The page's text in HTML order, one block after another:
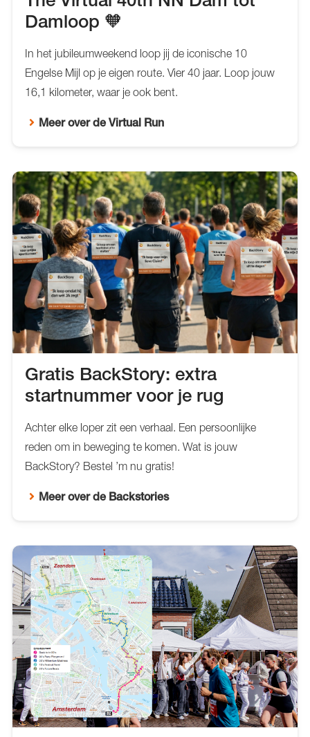
Damloop 🧡
In het jubileumweekend loop jij de iconische 10
Engelse Mijl op je eigen route. Vier 40 jaar. Loop jouw
16,1 kilometer, waar je ook bent.
Meer over de Virtual Run
Gratis BackStory: extra
startnummer voor je rug
Achter elke loper zit een verhaal. Een persoonlijke
reden om in beweging te komen. Wat is jouw
BackStory? Bestel ’m nu gratis!
Meer over de Backstories